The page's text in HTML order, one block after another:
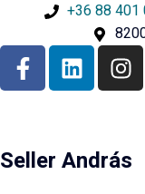
+36 88 401
Seller András